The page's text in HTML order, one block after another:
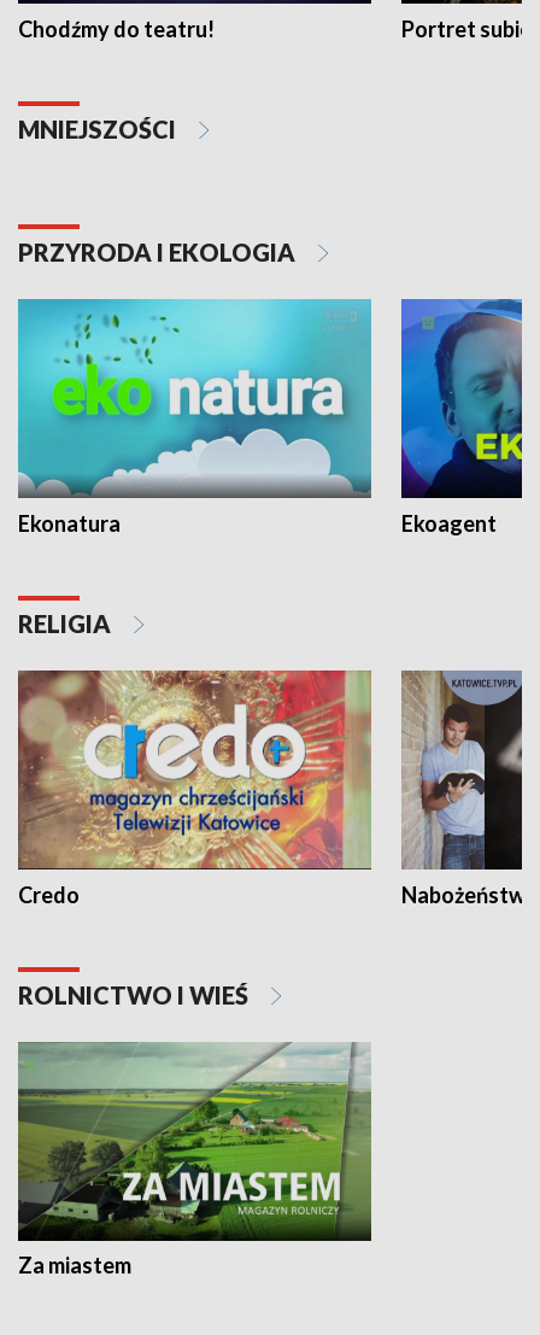
Chodźmy do teatru! Portret
MNIEJSZOŚCI
PRZYRODA I EKOLOGIA
Ekonatura Ekoagent
RELIGIA
Credo
ROLNICTWO I WIEŚ
Za miastem